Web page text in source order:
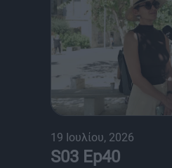
19 Ιουλίου, 2026
S03 Ep40